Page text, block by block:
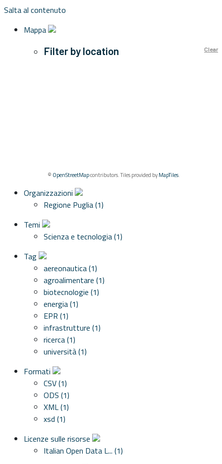
Salta al contenuto
Mappa
Filter by location Clear
© OpenStreetMapcontributors. Tiles provided byMapTiles.
Organizzazioni
Regione Puglia (1)
Temi
Scienza e tecnologia (1)
Tag
aereonautica (1)
agroalimentare (1)
biotecnologie (1)
energia (1)
EPR (1)
infrastrutture (1)
ricerca (1)
università (1)
Formati
CSV (1)
ODS (1)
XML (1)
xsd (1)
Licenze sulle risorse
Italian Open Data L... (1)